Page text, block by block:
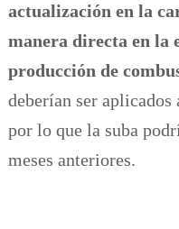
actualización en la
manera directa en la
producción de
deberían ser
por lo que la suba
meses anteriores.